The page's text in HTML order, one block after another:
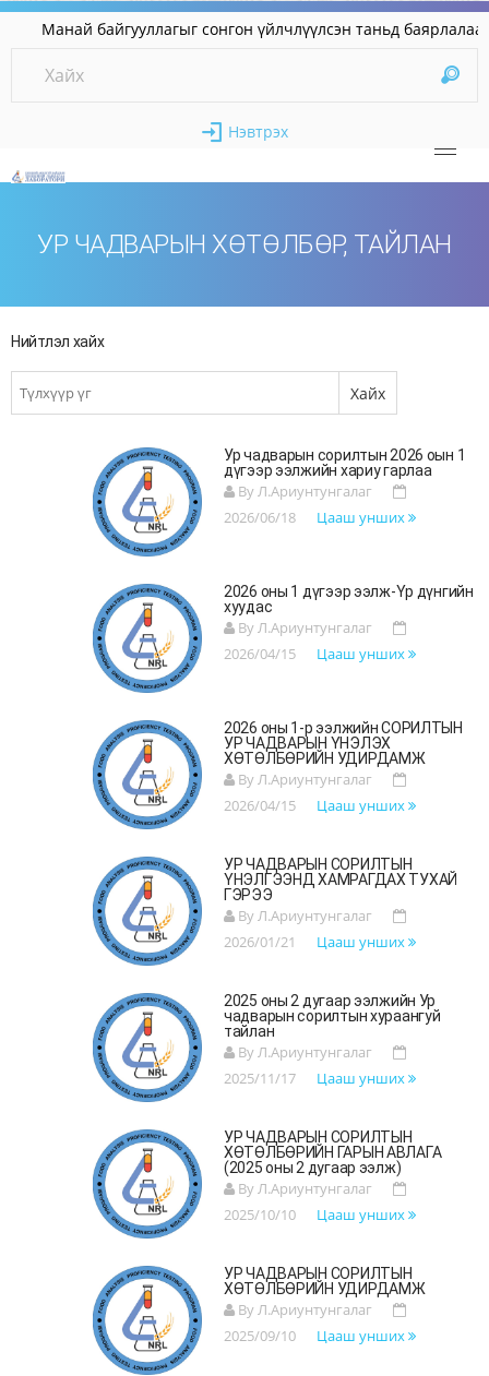
Манай байгууллагыг сонгон үйлчлүүлсэн таньд
Нэвтрэх
УР ЧАДВАРЫН ХӨТӨЛБӨР, ТАЙЛАН
Нийтлэл хайх
Ур чадварын сорилтын 2026 оын 1
дүгээр ээлжийн хариу гарлаа
By Л.Ариунтунгалаг
2026/06/18
Цааш унших
2026 оны 1 дүгээр ээлж-Үр дүнгийн
хуудас
By Л.Ариунтунгалаг
2026/04/15
Цааш унших
2026 оны 1-р ээлжийн СОРИЛТЫН
УР ЧАДВАРЫН ҮНЭЛЭХ
ХӨТӨЛБӨРИЙН УДИРДАМЖ
By Л.Ариунтунгалаг
2026/04/15
Цааш унших
УР ЧАДВАРЫН СОРИЛТЫН
ҮНЭЛГЭЭНД ХАМРАГДАХ ТУХАЙ
ГЭРЭЭ
By Л.Ариунтунгалаг
2026/01/21
Цааш унших
2025 оны 2 дугаар ээлжийн Ур
чадварын сорилтын хураангуй
тайлан
By Л.Ариунтунгалаг
2025/11/17
Цааш унших
УР ЧАДВАРЫН СОРИЛТЫН
ХӨТӨЛБӨРИЙН ГАРЫН АВЛАГА
(2025 оны 2 дугаар ээлж)
By Л.Ариунтунгалаг
2025/10/10
Цааш унших
УР ЧАДВАРЫН СОРИЛТЫН
ХӨТӨЛБӨРИЙН УДИРДАМЖ
By Л.Ариунтунгалаг
2025/09/10
Цааш унших